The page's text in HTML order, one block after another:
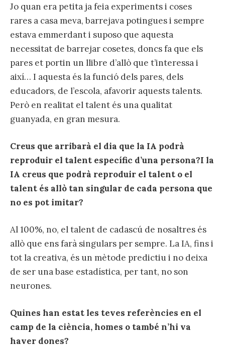
Jo quan era petita ja feia experiments i coses
rares a casa meva, barrejava potingues i sempre
estava emmerdant i suposo que aquesta
necessitat de barrejar cosetes, doncs fa que els
pares et portin un llibre d’allò que t’interessa i
així… I aquesta és la funció dels pares, dels
educadors, de l’escola, afavorir aquests talents.
Però en realitat el talent és una qualitat
guanyada, en gran mesura.
Creus que arribarà el dia que la IA podrà
reproduir el talent específic d’una persona?I la
IA creus que podrà reproduir el talent o el
talent és allò tan singular de cada persona que
no es pot imitar?
Al 100%, no, el talent de cadascú de nosaltres és
allò que ens farà singulars per sempre. La IA, fins i
tot la creativa, és un mètode predictiu i no deixa
de ser una base estadística, per tant, no son
neurones.
Quines han estat les teves referències en el
camp de la ciència, homes o també n’hi va
haver dones?